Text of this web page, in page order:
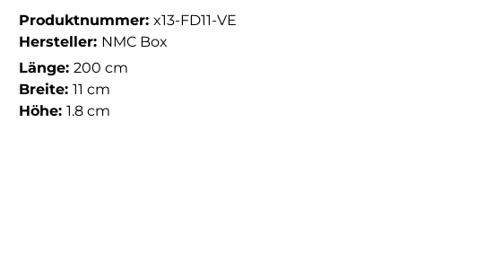
Produktnummer: x13-FD11-VE
Hersteller: NMC Box
Länge: 200 cm
Breite: 11 cm
Höhe: 1.8 cm